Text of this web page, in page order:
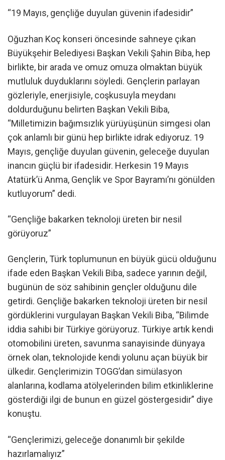
“19 Mayıs, gençliğe duyulan güvenin ifadesidir”
Oğuzhan Koç konseri öncesinde sahneye çıkan
Büyükşehir Belediyesi Başkan Vekili Şahin Biba, hep
birlikte, bir arada ve omuz omuza olmaktan büyük
mutluluk duyduklarını söyledi. Gençlerin parlayan
gözleriyle, enerjisiyle, coşkusuyla meydanı
doldurduğunu belirten Başkan Vekili Biba,
“Milletimizin bağımsızlık yürüyüşünün simgesi olan
çok anlamlı bir günü hep birlikte idrak ediyoruz. 19
Mayıs, gençliğe duyulan güvenin, geleceğe duyulan
inancın güçlü bir ifadesidir. Herkesin 19 Mayıs
Atatürk’ü Anma, Gençlik ve Spor Bayramı’nı gönülden
kutluyorum” dedi.
“Gençliğe bakarken teknoloji üreten bir nesil
görüyoruz”
Gençlerin, Türk toplumunun en büyük gücü olduğunu
ifade eden Başkan Vekili Biba, sadece yarının değil,
bugünün de söz sahibinin gençler olduğunu dile
getirdi. Gençliğe bakarken teknoloji üreten bir nesil
gördüklerini vurgulayan Başkan Vekili Biba, “Bilimde
iddia sahibi bir Türkiye görüyoruz. Türkiye artık kendi
otomobilini üreten, savunma sanayisinde dünyaya
örnek olan, teknolojide kendi yolunu açan büyük bir
ülkedir. Gençlerimizin TOGG’dan simülasyon
alanlarına, kodlama atölyelerinden bilim etkinliklerine
gösterdiği ilgi de bunun en güzel göstergesidir” diye
konuştu.
“Gençlerimizi, geleceğe donanımlı bir şekilde
hazırlamalıyız”